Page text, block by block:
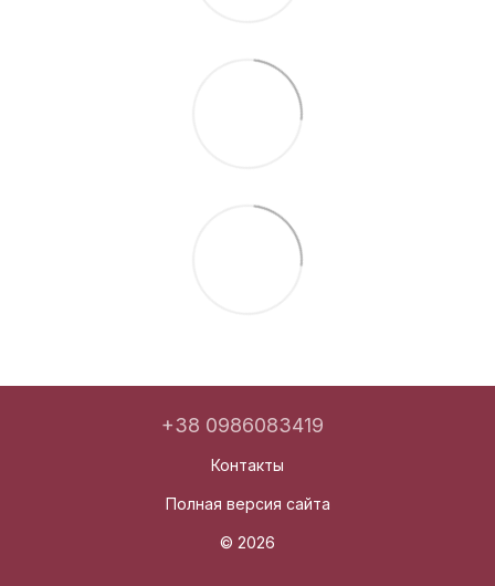
+38 0986083419
Контакты
Полная версия сайта
© 2026